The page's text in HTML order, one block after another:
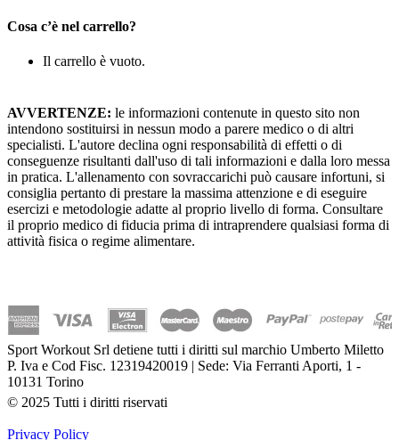
Cosa c’è nel carrello?
Il carrello è vuoto.
AVVERTENZE: le informazioni contenute in questo sito non
intendono sostituirsi in nessun modo a parere medico o di altri
specialisti. L'autore declina ogni responsabilità di effetti o di
conseguenze risultanti dall'uso di tali informazioni e dalla loro messa
in pratica. L'allenamento con sovraccarichi può causare infortuni, si
consiglia pertanto di prestare la massima attenzione e di eseguire
esercizi e metodologie adatte al proprio livello di forma. Consultare
il proprio medico di fiducia prima di intraprendere qualsiasi forma di
attività fisica o regime alimentare.
Sport Workout Srl detiene tutti i diritti sul marchio Umberto Miletto
P. Iva e Cod Fisc. 12319420019 | Sede: Via Ferranti Aporti, 1 -
10131 Torino
© 2025 Tutti i diritti riservati
Privacy Policy